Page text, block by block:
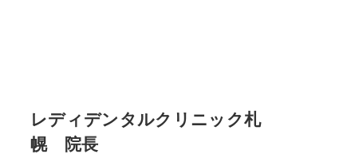
レディデンタルクリニック札
幌 院長